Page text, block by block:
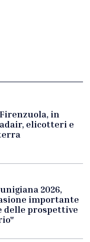
in
elicotteri e
2026,
importante
delle prospettive